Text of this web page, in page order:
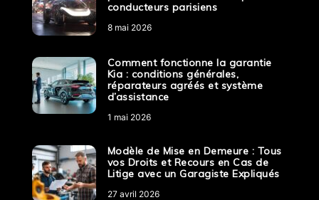
conducteurs parisiens
8 mai 2026
Comment fonctionne la garantie
Kia : conditions générales,
réparateurs agréés et système
d’assistance
1 mai 2026
Modèle de Mise en Demeure : Tous
vos Droits et Recours en Cas de
Litige avec un Garagiste Expliqués
27 avril 2026